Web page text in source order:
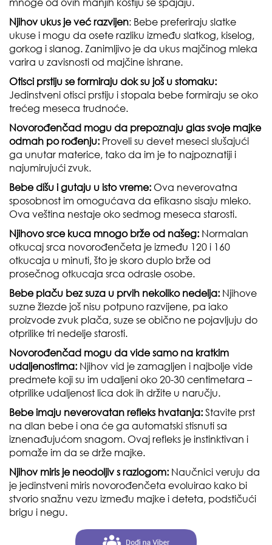
Njihov ukus je već razvijen: Bebe preferiraju slatke
ukuse i mogu da osete razliku između slatkog, kiselog,
gorkog i slanog. Zanimljivo je da ukus majčinog mleka
varira u zavisnosti od majčine ishrane.
Otisci prstiju se formiraju dok su još u stomaku:
Jedinstveni otisci prstiju i stopala bebe formiraju se oko
trećeg meseca trudnoće.
Novorođenčad mogu da prepoznaju glas svoje majke
odmah po rođenju: Proveli su devet meseci slušajući
ga unutar materice, tako da im je to najpoznatiji i
najumirujući zvuk.
Bebe dišu i gutaju u isto vreme: Ova neverovatna
sposobnost im omogućava da efikasno sisaju mleko.
Ova veština nestaje oko sedmog meseca starosti.
Njihovo srce kuca mnogo brže od našeg: Normalan
otkucaj srca novorođenčeta je između 120 i 160
otkucaja u minuti, što je skoro duplo brže od
prosečnog otkucaja srca odrasle osobe.
Bebe plaču bez suza u prvih nekoliko nedelja: Njihove
suzne žlezde još nisu potpuno razvijene, pa iako
proizvode zvuk plača, suze se obično ne pojavljuju do
otprilike tri nedelje starosti.
Novorođenčad mogu da vide samo na kratkim
udaljenostima: Njihov vid je zamagljen i najbolje vide
predmete koji su im udaljeni oko 20-30 centimetara –
otprilike udaljenost lica dok ih držite u naručju.
Bebe imaju neverovatan refleks hvatanja: Stavite prst
na dlan bebe i ona će ga automatski stisnuti sa
iznenađujućom snagom. Ovaj refleks je instinktivan i
pomaže im da se drže majke.
Njihov miris je neodoljiv s razlogom: Naučnici veruju da
je jedinstveni miris novorođenčeta evoluirao kako bi
stvorio snažnu vezu između majke i deteta, podstičući
brigu i negu.